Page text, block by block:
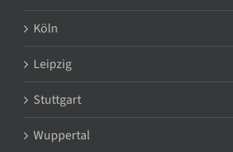
Köln
Leipzig
Stuttgart
Wuppertal